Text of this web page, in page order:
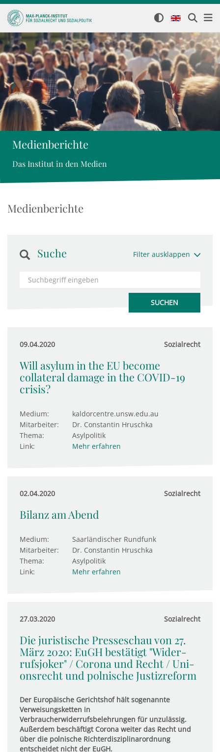
Medienberichte
Das Institut in den Medien
Medienberichte
Suche Filter ausklappen
09.04.2020 Sozialrecht
Will asylum in the EU become
collateral damage in the COVID-19
crisis?
Medium:
kaldorcentre.unsw.edu.au
Mitarbeiter:
Dr. Constantin Hruschka
Thema:
Asylpolitik
Link:
Mehr erfahren
02.04.2020 Sozialrecht
Bilanz am Abend
Medium:
Saarländischer Rundfunk
Mitarbeiter:
Dr. Constantin Hruschka
Thema:
Asylpolitik
Link:
Mehr erfahren
27.03.2020 Sozialrecht
Die juristische Presseschau von 27.
März 2020: EuGH bestä­tigt "Wider­
rufs­joker" / Corona und Recht / Uni­
ons­recht und pol­ni­sche Jus­tiz­re­form
Der Europäische Gerichtshof hält sogenannte
Verweisungsketten in
Verbraucherwiderrufsbelehrungen für unzulässig.
Außerdem beschäftigt Corona weiter das Recht und
über die polnische Richterdisziplinarordnung
entscheidet nicht der EuGH.